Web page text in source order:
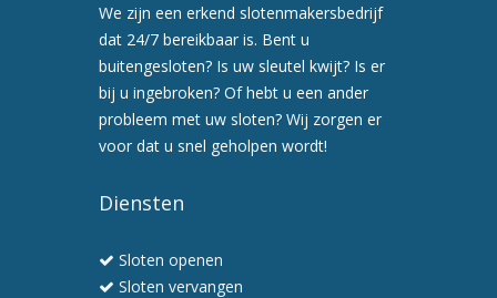
afspraak
preventiebezoek
professioneel
We zijn een erkend slotenmakersbedrijf
dat 24/7 bereikbaar is. Bent u
buitengesloten? Is uw sleutel kwijt? Is er
bij u ingebroken? Of hebt u een ander
probleem met uw sloten? Wij zorgen er
voor dat u snel geholpen wordt!
Diensten
Sloten openen
Sloten vervangen